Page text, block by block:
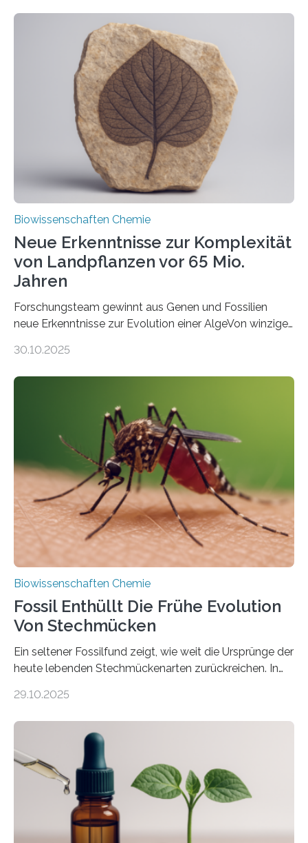
der Ruhr-Universität Bochum um Prof. Dr. Ralf Erdmann
und Dr. Ismaila Francis Yusuf hat nun einen bislang
unbekannten Qualitätskontrollmechanismus des
peroxisomalen Proteintransports in der Bäckerhefe
Saccharomyces cerevisiae entdeckt, der für die
Funktionsfähigkeit der Organellen entscheidend ist. Die
Studie wurde am 28. Oktober 2025 in der
Fachzeitschrift…
Biowissenschaften Chemie
Neue Erkenntnisse zur Komplexität
von Landpflanzen vor 65 Mio.
Jahren
Forschungsteam gewinnt aus Genen und Fossilien
neue Erkenntnisse zur Evolution einer AlgeVon winzigen
Landpflanzen zählen zu den komplexesten
Grünalgen, die vor Hunderten von Millionen Jahren
lebten. Unter den Vorfahren sticht eine Gruppe heraus,
die noch heute in der Natur vorkommt: die
Süßwasseralge Coleochaetophyceae. Einige Arten
dieser Gruppe bilden aus Zellfäden dichte Geflechte
mit scheibenförmiger Gestalt. Was auffällig ist: Die
nächsten…
30.10.2025
Biowissenschaften Chemie
Fossil Enthüllt Die Frühe Evolution
Von Stechmücken
Ein seltener Fossilfund zeigt, wie weit die Ursprünge der
heute lebenden Stechmückenarten zurückreichen. In
Forschende die bisher älteste bekannte Stechmücken-
Region Kachin in Myanmar und hat sich in
ausgezeichnetem Zustand erhalten. Es konnte als neue
Art einer neuen Gattung beschrieben werden und trägt
nun den Namen Cretosabethes primaevus. Dieser erste
fossile Nachweis einer Stechmückenlarve in Bernstein
stellt gleichzeitig den ersten Fossilfund einer
Mückenlarve aus dem Mesozoikum dar, denn…
29.10.2025